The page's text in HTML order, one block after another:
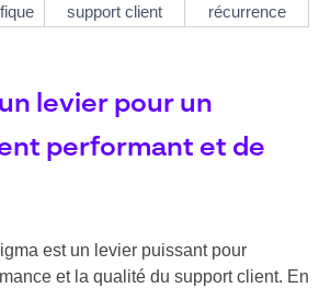
support client
récurrence
levier pour un
performant et de
est un levier puissant pour
et la qualité du support client. En